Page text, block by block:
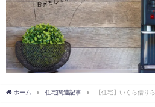
ホーム 住宅関連記事 【住宅】いくら借り